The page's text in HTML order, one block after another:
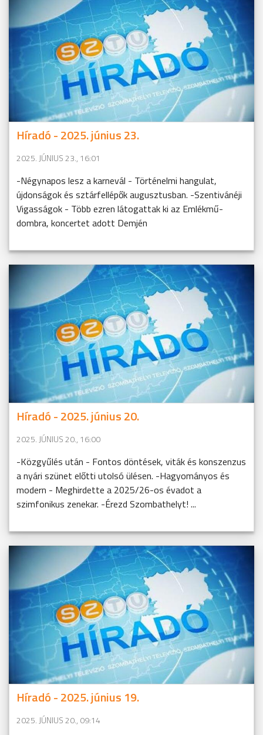
Híradó - 2025. június 23.
2025. JÚNIUS 23., 16:01
-Négynapos lesz a karnevál - Történelmi hangulat,
újdonságok és sztárfellépők augusztusban. -Szentivánéji
Vigasságok - Több ezren látogattak ki az Emlékmű-
dombra, koncertet adott Demjén
Híradó - 2025. június 20.
2025. JÚNIUS 20., 16:00
-Közgyűlés után - Fontos döntések, viták és konszenzus
a nyári szünet előtti utolsó ülésen. -Hagyományos és
modern - Meghirdette a 2025/26-os évadot a
szimfonikus zenekar. -Érezd Szombathelyt! ...
Híradó - 2025. június 19.
2025. JÚNIUS 20., 09:14